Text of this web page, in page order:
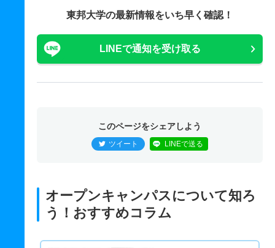
東邦大学の最新情報をいち早く確認！
LINEで通知を受け取る
このページをシェアしよう
ツイート LINEで送る
オープンキャンパスについて知ろ
う！おすすめコラム